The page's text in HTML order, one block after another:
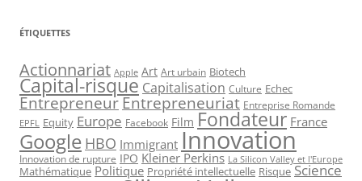
ÉTIQUETTES
Actionnariat Apple Art Art urbain Biotech
Capital-risque Capitalisation Culture Echec
EntrepreneurEntrepreneuriat Entreprise Romande
EPFL Equity Europe Facebook Film Fondateur France
Google HBO Immigrant Innovation
Innovation de rupture IPO Kleiner Perkins La Silicon Valley et l'Europe
Mathématique Politique Propriété intellectuelle Risque Science